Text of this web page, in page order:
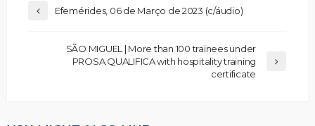
Efemérides, 06 de Março de 2023 (c/áudio)
SÃO MIGUEL | More than 100 trainees under
PROSA.QUALIFICA with hospitality training
certificate